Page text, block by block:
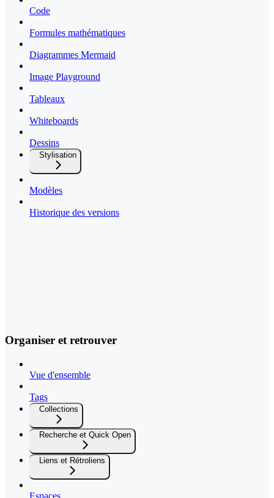
Code
Formules mathématiques
Diagrammes Mermaid
Image Playground
Tableaux
Whiteboards
Dessins
Stylisation
Modèles
Historique des versions
Organiser et retrouver
Vue d'ensemble
Tags
Collections
Recherche et Quick Open
Liens et Rétroliens
Espaces